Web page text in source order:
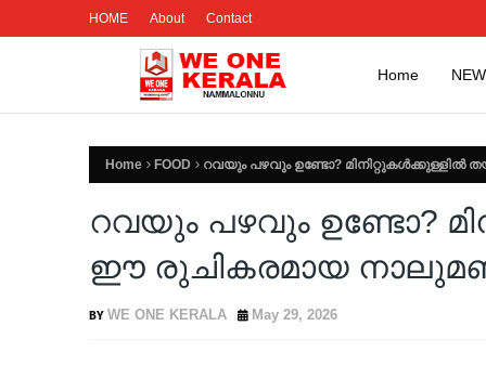
HOME About Contact
Home
Home FOOD റവയും പഴവും ഉണ്ടോ? മിനിറ്റുകൾക്കുള്ളിൽ
റവയും പഴവും ഉണ്ടോ?
ഈ രുചികരമായ
WE ONE KERALA May 29, 2026